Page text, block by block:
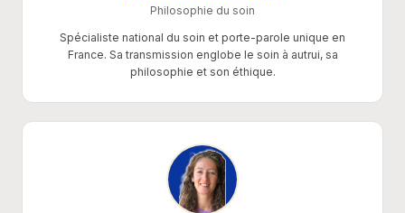
Philosophie du soin
Spécialiste national du soin et porte-parole unique en
France. Sa transmission englobe le soin à autrui, sa
philosophie et son éthique.